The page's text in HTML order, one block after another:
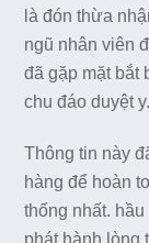
là đón thừa
ngũ nhân viên
đã gặp mặt bắt
chu đáo duyệt y.
Thông tin này
hàng để hoàn
thống nhất.
phát hành lòng